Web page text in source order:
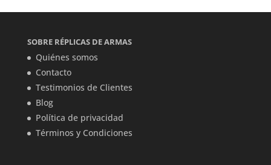
SOBRE RÉPLICAS DE ARMAS
Quiénes somos
Contacto
Testimonios de Clientes
Blog
Política de privacidad
Términos y Condiciones